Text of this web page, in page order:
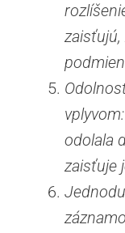
zaisťujú,
odolala
zaisťuje